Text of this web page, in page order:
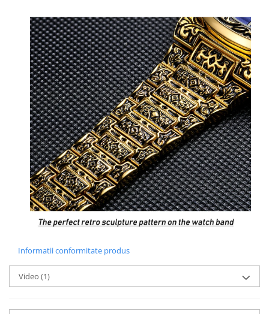
Informatii conformitate produs
Video (1)